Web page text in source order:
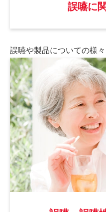
誤嚥に
誤嚥や製品についての様